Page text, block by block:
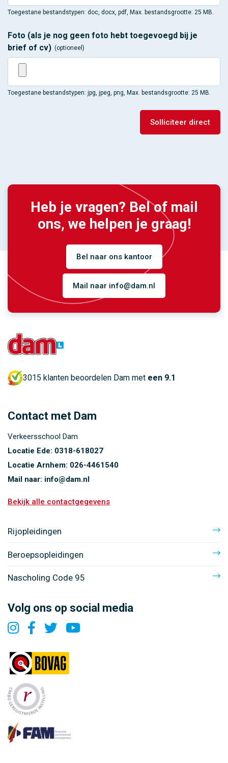
Toegestane bestandstypen: doc, docx, pdf, Max. bestandsgrootte: 25 MB.
Foto (als je nog geen foto hebt toegevoegd bij je
brief of cv) (optioneel)
Toegestane bestandstypen: jpg, jpeg, png, Max. bestandsgrootte: 25 MB.
Heb je vragen? Bel of mail
ons, we helpen je graag!
Bel naar ons kantoor
Mail naar info@dam.nl
3015 klanten beoordelen Dam met een 9.1
Contact met Dam
Verkeersschool Dam
Locatie Ede: 0318-618027
Locatie Arnhem: 026-4461540
Mail naar: info@dam.nl
Bekijk alle contactgegevens
Rijopleidingen
Beroepsopleidingen
Nascholing Code 95
Volg ons op social media